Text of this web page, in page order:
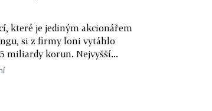
které je jediným akcionářem
si z firmy loni vytáhlo
miliardy korun. Nejvyšší...